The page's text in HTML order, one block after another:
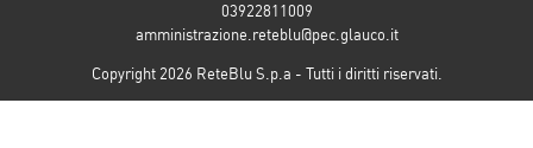
03922811009
amministrazione.reteblu@pec.glauco.it
Copyright 2026 ReteBlu S.p.a - Tutti i diritti riservati.